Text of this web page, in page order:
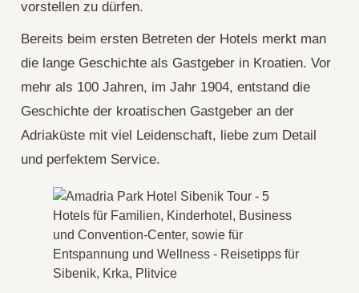
vorstellen zu dürfen.
Bereits beim ersten Betreten der Hotels merkt man
die lange Geschichte als Gastgeber in Kroatien. Vor
mehr als 100 Jahren, im Jahr 1904, entstand die
Geschichte der kroatischen Gastgeber an der
Adriaküste mit viel Leidenschaft, liebe zum Detail
und perfektem Service.